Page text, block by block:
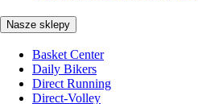
Nasze sklepy
Basket Center
Daily Bikers
Direct Running
Direct-Volley